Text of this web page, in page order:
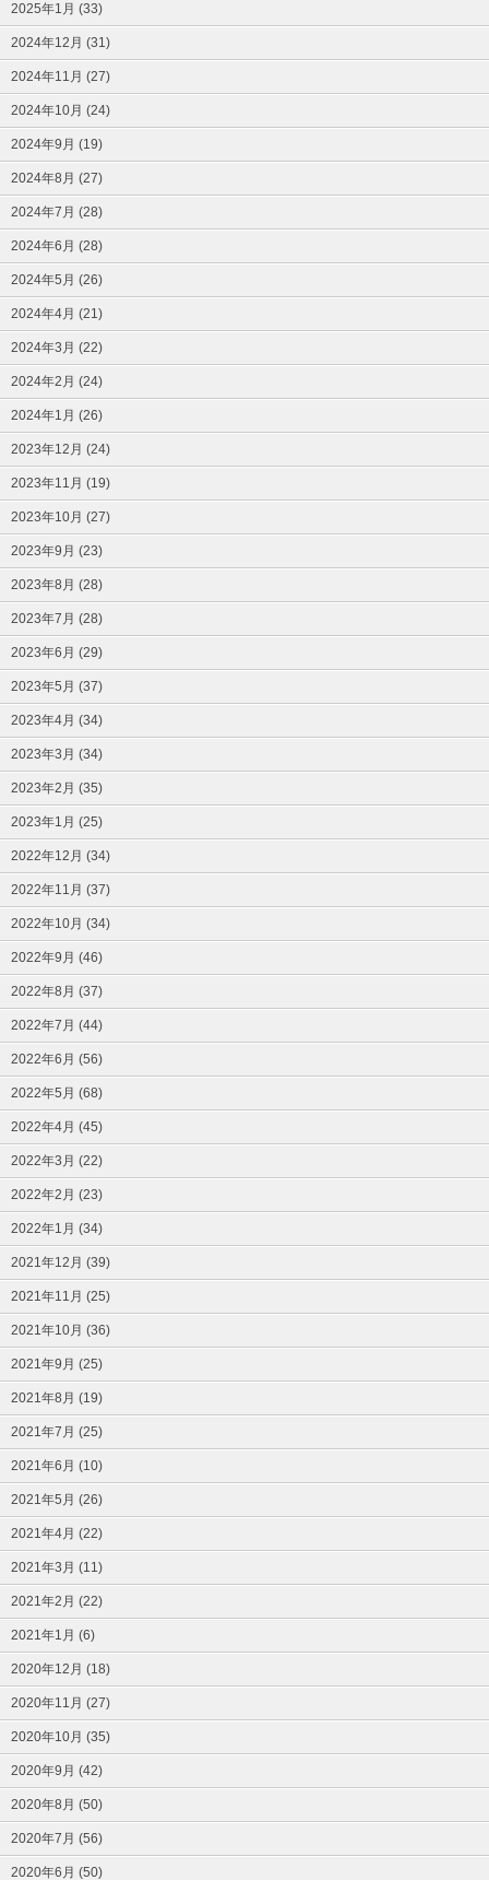
2025年1月 (33)
2024年12月 (31)
2024年11月 (27)
2024年10月 (24)
2024年9月 (19)
2024年8月 (27)
2024年7月 (28)
2024年6月 (28)
2024年5月 (26)
2024年4月 (21)
2024年3月 (22)
2024年2月 (24)
2024年1月 (26)
2023年12月 (24)
2023年11月 (19)
2023年10月 (27)
2023年9月 (23)
2023年8月 (28)
2023年7月 (28)
2023年6月 (29)
2023年5月 (37)
2023年4月 (34)
2023年3月 (34)
2023年2月 (35)
2023年1月 (25)
2022年12月 (34)
2022年11月 (37)
2022年10月 (34)
2022年9月 (46)
2022年8月 (37)
2022年7月 (44)
2022年6月 (56)
2022年5月 (68)
2022年4月 (45)
2022年3月 (22)
2022年2月 (23)
2022年1月 (34)
2021年12月 (39)
2021年11月 (25)
2021年10月 (36)
2021年9月 (25)
2021年8月 (19)
2021年7月 (25)
2021年6月 (10)
2021年5月 (26)
2021年4月 (22)
2021年3月 (11)
2021年2月 (22)
2021年1月 (6)
2020年12月 (18)
2020年11月 (27)
2020年10月 (35)
2020年9月 (42)
2020年8月 (50)
2020年7月 (56)
2020年6月 (50)